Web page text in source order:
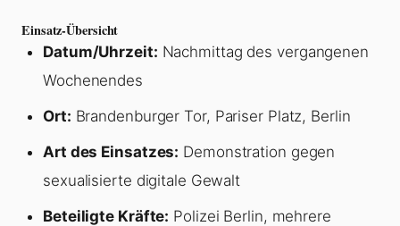
Einsatz-Übersicht
Datum/Uhrzeit: Nachmittag des vergangenen
Wochenendes
Ort: Brandenburger Tor, Pariser Platz, Berlin
Art des Einsatzes: Demonstration gegen
sexualisierte digitale Gewalt
Beteiligte Kräfte: Polizei Berlin, mehrere